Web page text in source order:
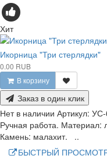
Хит
Икорница "Три стерлядки"
0.00 RUB
В корзину
Заказ в один клик
Нет в наличии Артикул: УС-
Ручная работа. Материал:
Камень: малахит. ..
БЫСТРЫЙ